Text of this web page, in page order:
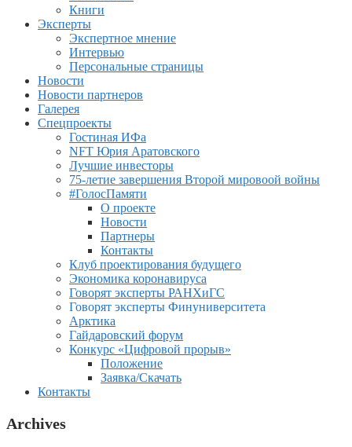
Книги
Эксперты
Экспертное мнение
Интервью
Персональные страницы
Новости
Новости партнеров
Галерея
Спецпроекты
Гостиная ИФа
NFT Юрия Аратовского
Лучшие инвесторы
75-летие завершения Второй мировоой войны
#ГолосПамяти
О проекте
Новости
Партнеры
Контакты
Клуб проектирования будущего
Экономика коронавируса
Говорят эксперты РАНХиГС
Говорят эксперты Финуниверситета
Арктика
Гайдаровский форум
Конкурс «Цифровой прорыв»
Положение
Заявка/Скачать
Контакты
Archives